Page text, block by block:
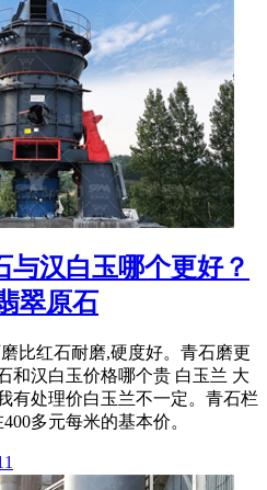
与汉白玉哪个更好？
翠原石
比红石耐磨,硬度好。青石磨更
和汉白玉价格哪个贵 白玉兰 大
有处理价白玉兰不一定。青石栏
多元每米的基本价。